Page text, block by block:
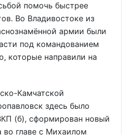
помочь быстрее
Во Владивостоке из
армии были
под командованием
которые направили на
Камчатской
здесь было
(б), сформирован новый
во главе с Михаилом